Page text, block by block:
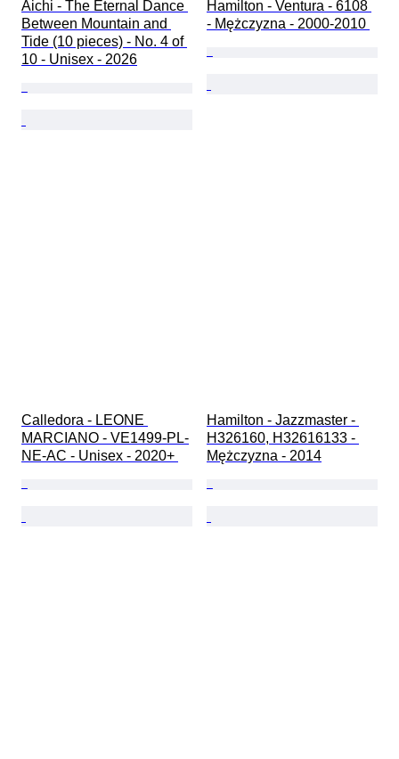
Aichi - The Eternal Dance
Between Mountain and
Tide (10 pieces) - No. 4 of
10 - Unisex - 2026
Hamilton - Ventura - 6108
- Mężczyzna - 2000-2010
Calledora - LEONE
MARCIANO - VE1499-PL-
NE-AC - Unisex - 2020+
Hamilton - Jazzmaster -
H326160, H32616133 -
Mężczyzna - 2014